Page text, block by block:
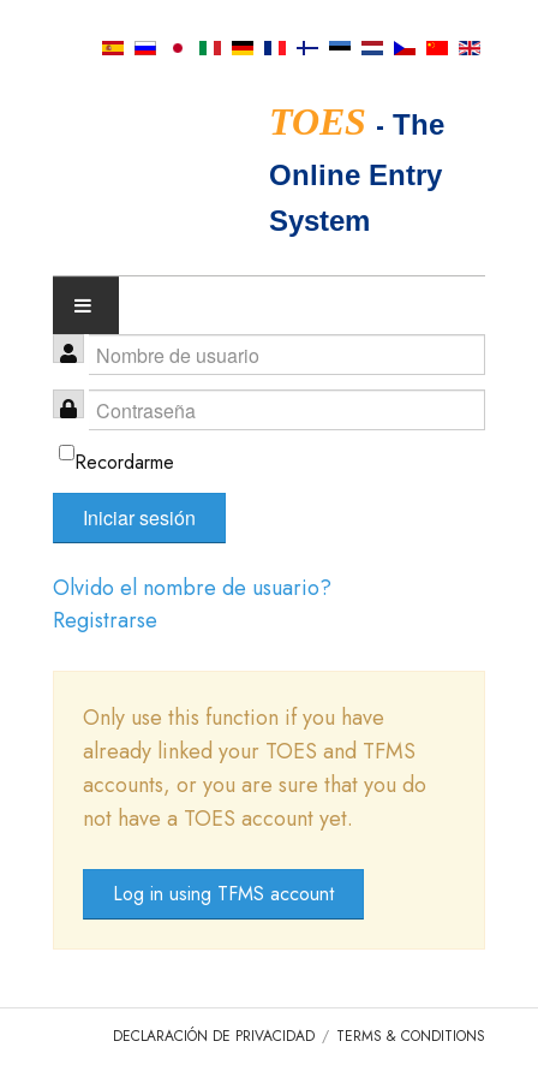
TOES - The
Online Entry
System
CALENDARIO DE EXPOSICIONES
JUECES TICA
ACCESO
IR A TICA.ORG
REPORTED ISSUES
CAT SHOW APP FAQ'S
Recordarme
Iniciar sesión
Olvido el nombre de usuario?
Registrarse
Only use this function if you have
already linked your TOES and TFMS
accounts, or you are sure that you do
not have a TOES account yet.
Log in using TFMS account
DECLARACIÓN DE PRIVACIDAD TERMS & CONDITIONS